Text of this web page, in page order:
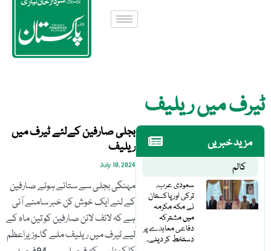
ٹیرف میں ریلیف
مزید خبریں
کالم
سعودی عرب،
ترکی اور پاکستان
نے مکہ مکرمہ
میں مشترکہ
دفاعی معاہدے پر
دستخط کر دیئے۔
بجلی صارفین کےلئے ٹیرف میں
ریلیف
July 10, 2024
مہنگی بجلی سے ستائے ہوئے صارفین
کے لئے ایک خوش کن خبر سامنے آئی
ہے کہ لائف لائن صارفین کو تین ماہ کے
لیے ٹیرف میں ریلیف ملے گا۔وزیراعظم